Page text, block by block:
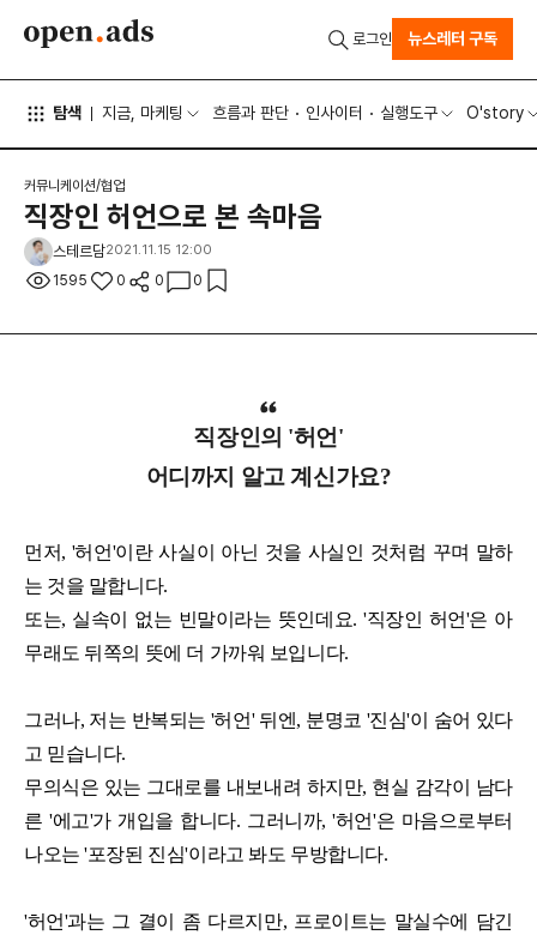
탐색 지금, 마케팅 흐름과 판단 인사이터 실행도구 O'story
로그인 뉴스레터 구독
커뮤니케이션/협업
직장인 허언으로 본 속마음
스테르담2021.11.15 12:00
1595 0 0 0
직장인의 '허언'
어디까지 알고 계신가요?
먼저, '허언'이란 사실이 아닌 것을 사실인 것처럼 꾸며 말하
는 것을 말합니다.
또는, 실속이 없는 빈말이라는 뜻인데요. '직장인 허언'은 아
무래도 뒤쪽의 뜻에 더 가까워 보입니다.
그러나, 저는 반복되는 '허언' 뒤엔, 분명코 '진심'이 숨어 있다
고 믿습니다.
무의식은 있는 그대로를 내보내려 하지만, 현실 감각이 남다
른 '에고'가 개입을 합니다. 그러니까, '허언'은 마음으로부터
나오는 '포장된 진심'이라고 봐도 무방합니다.
'허언'과는 그 결이 좀 다르지만, 프로이트는 말실수에 담긴